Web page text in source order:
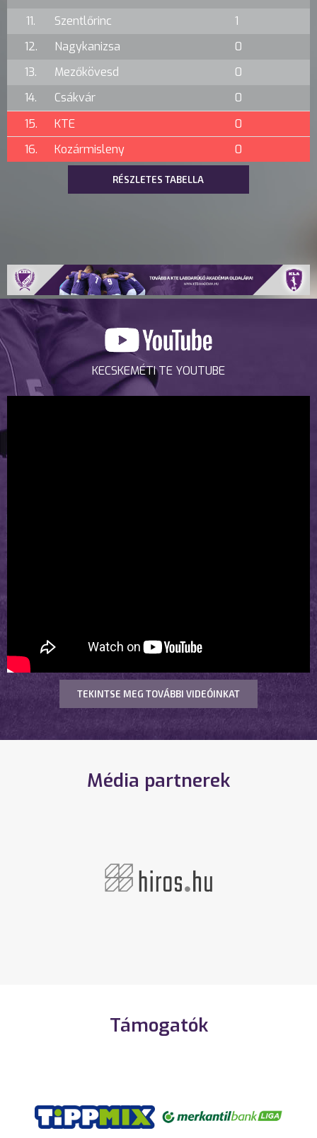
11.
Szentlőrinc
1
12.
Nagykanizsa
0
13.
Mezőkövesd
0
14.
Csákvár
0
15.
KTE
0
16.
Kozármisleny 0
RÉSZLETES TABELLA
KECSKEMÉTI TE YOUTUBE
TEKINTSE MEG TOVÁBBI VIDEÓINKAT
Média partnerek
Támogatók